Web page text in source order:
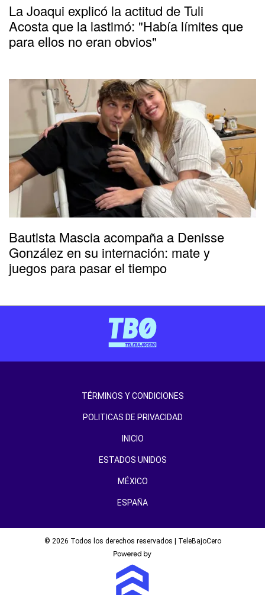
La Joaqui explicó la actitud de Tuli
Acosta que la lastimó: "Había límites que
para ellos no eran obvios"
Bautista Mascia acompaña a Denisse
González en su internación: mate y
juegos para pasar el tiempo
TÉRMINOS Y CONDICIONES
POLITICAS DE PRIVACIDAD
INICIO
ESTADOS UNIDOS
MÉXICO
ESPAÑA
© 2026 Todos los derechos reservados | TeleBajoCero